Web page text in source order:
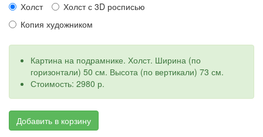
Холст
Холст с 3D росписью
Копия художником
Картина на подрамнике. Холст. Ширина (по
горизонтали) 50 см. Высота (по вертикали) 73 см.
Стоимость: 2980 р.
Добавить в корзину